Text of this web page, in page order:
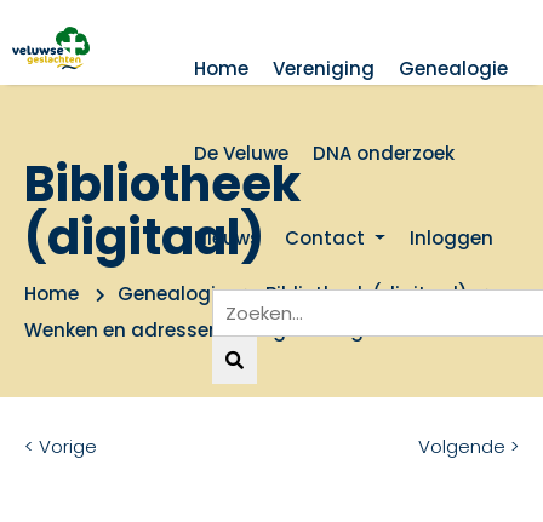
Home Vereniging Genealogie
De Veluwe DNA onderzoek
Nieuws Contact Inloggen
Bibliotheek
(digitaal)
Home Genealogie
Bibliotheek (digitaal)
Wenken en adressen voor genealogisch onderzoek
< Vorige Volgende >